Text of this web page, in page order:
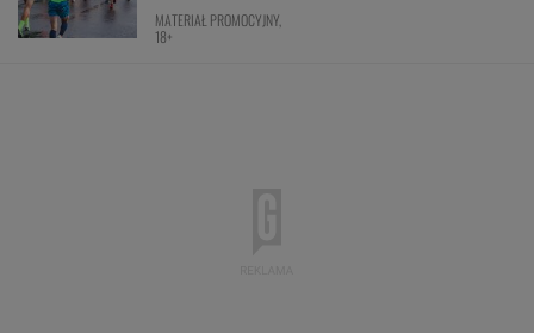
Tyle sekund Niewiadoma traci do
liderki. Oto klasyfikacja generalna Tour de